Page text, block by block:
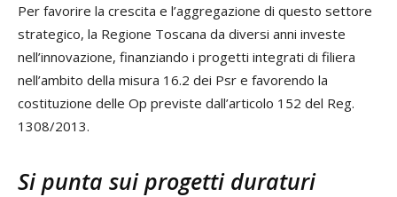
Per favorire la crescita e l’aggregazione di questo settore
strategico, la Regione Toscana da diversi anni investe
nell’innovazione, finanziando i progetti integrati di filiera
nell’ambito della misura 16.2 dei Psr e favorendo la
costituzione delle Op previste dall’articolo 152 del Reg.
1308/2013.
Si punta sui progetti duraturi